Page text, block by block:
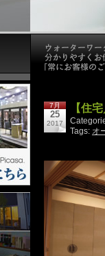
7月
25
2017
【住
Tags: オ